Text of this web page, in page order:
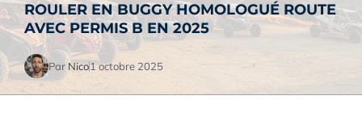
ROULER EN BUGGY HOMOLOGUÉ ROUTE
AVEC PERMIS B EN 2025
ParNico1 octobre 2025